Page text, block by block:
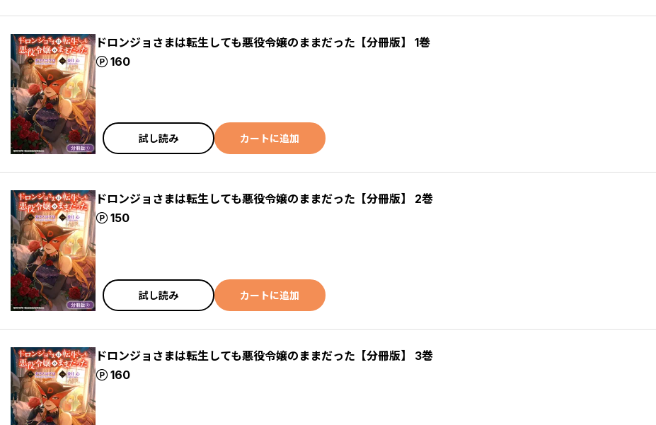
ドロンジョさまは転生しても悪役令嬢のままだった【分冊版】 1巻
160
ポイント
試し読み カートに追加
ドロンジョさまは転生しても悪役令嬢のままだった【分冊版】 2巻
150
ポイント
試し読み カートに追加
ドロンジョさまは転生しても悪役令嬢のままだった【分冊版】 3巻
160
ポイント